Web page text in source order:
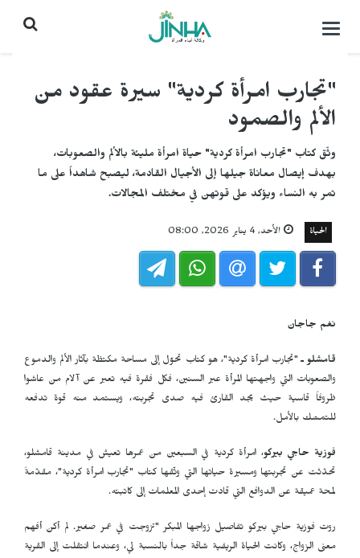
التحكم
"تجارب امرأة كردية" سيرة عقود من
الألم والصمود
وثّق كتاب "تجارب امرأة كردية" حياة امرأة مليئة بالألم والصعوبات،
بهدف إيصال معاناة جيلها إلى الأجيال القادمة، ليصبح شاهداً على ما
تمر به النساء ويؤكد على قوتهن في مختلف المجالات.
الحياة الأحد, 4 يناير 2026, 08:00
نغم جاجان
قامشلو ـ"تجارب امرأة كردية"، هو كتاب تحوّل إلى مساحة مكتظة بآثار الألم والدموع
والصعوبات التي واجهتها المرأة عبر السنين، فكل فقرة فيه تعبر عن آلام من عاشوا
ظروفاً قاسية حيث يجد القارئ فيه صدى تجربته، ويستمد منه قوة تدفعه
للتمسّك بالأمل.
فوزية حاجي بيركو، امرأة كردية في السبعين من عمرها تعيش في مدينة قامشلو،
تحدّثت عن تجربتها ومسيرة حياتها التي وثّقها كتاب "تجارب امرأة كردية"، مقدّمةً
لمحة عميقة عن الدوافع التي قادت إحدى المعلمات إلى كاتبته.
روت فوزية حاجي بيركو تفاصيل زواجها المبكر "تزوجت في عمر صغير. لم أكن أفهم
معنى الزواج، وكانت الحياة الريفية شاقة جداً بالنسبة لي، وعندما انتقلت إلى القرية